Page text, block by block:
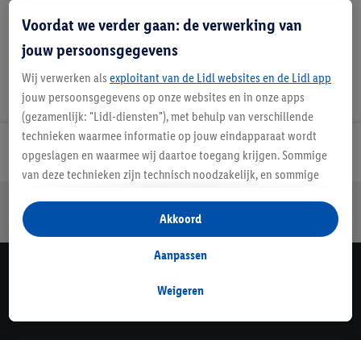
Lidl Nieuwsbrief
Jouw voordelen bij ons als Lidl webshop klant
Gratis retourneren Veilig winkelen 30 dagen bedenktijd
Voordat we verder gaan: de verwerking van
jouw persoonsgegevens
Wij verwerken als exploitant van de Lidl websites en de Lidl app
jouw persoonsgegevens op onze websites en in onze apps
(gezamenlijk: "Lidl-diensten"), met behulp van verschillende
technieken waarmee informatie op jouw eindapparaat wordt
opgeslagen en waarmee wij daartoe toegang krijgen. Sommige
van deze technieken zijn technisch noodzakelijk, en sommige
opslaan van voorkeursinstellingen, het verzamelen en
analyseren van statistieken of voor het tonen van
gepersonaliseerde reclame binnen en buiten de Lidl-diensten.
gegevens over jouw aankoopgedrag in de winkel ook voor de
Weigeren
Aanpassen
Akkoord